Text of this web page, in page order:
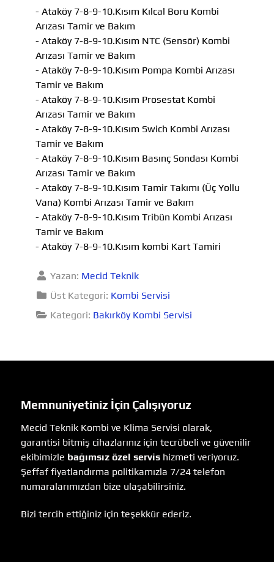
- Ataköy 7-8-9-10.Kısım Kılcal Boru Kombi
Arızası Tamir ve Bakım
- Ataköy 7-8-9-10.Kısım NTC (Sensör) Kombi
Arızası Tamir ve Bakım
- Ataköy 7-8-9-10.Kısım Pompa Kombi Arızası
Tamir ve Bakım
- Ataköy 7-8-9-10.Kısım Prosestat Kombi
Arızası Tamir ve Bakım
- Ataköy 7-8-9-10.Kısım Swich Kombi Arızası
Tamir ve Bakım
- Ataköy 7-8-9-10.Kısım Basınç Sondası Kombi
Arızası Tamir ve Bakım
- Ataköy 7-8-9-10.Kısım Tamir Takımı (Üç Yollu
Vana) Kombi Arızası Tamir ve Bakım
- Ataköy 7-8-9-10.Kısım Tribün Kombi Arızası
Tamir ve Bakım
- Ataköy 7-8-9-10.Kısım kombi Kart Tamiri
Yazan: Mecid Teknik
Üst Kategori: Kombi Servisi
Kategori: Bakırköy Kombi Servisi
Memnuniyetiniz İçin Çalışıyoruz
Mecid Teknik Kombi ve Klima Servisi olarak,
garantisi bitmiş cihazlarınız için tecrübeli ve güvenilir
ekibimizle bağımsız özel servis hizmeti veriyoruz.
Şeffaf fiyatlandırma politikamızla 7/24 telefon
numaralarımızdan bize ulaşabilirsiniz.
Bizi tercih ettiğiniz için teşekkür ederiz.